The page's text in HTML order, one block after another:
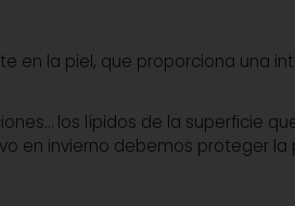
en la piel, que proporciona una
los lípidos de la superficie
en invierno debemos proteger